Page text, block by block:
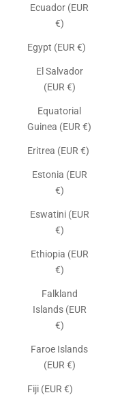
Ecuador (EUR
€)
Egypt (EUR €)
El Salvador
(EUR €)
Equatorial
Guinea (EUR €)
Eritrea (EUR €)
Estonia (EUR
€)
Eswatini (EUR
€)
Ethiopia (EUR
€)
Falkland
Islands (EUR
€)
Faroe Islands
(EUR €)
Fiji (EUR €)